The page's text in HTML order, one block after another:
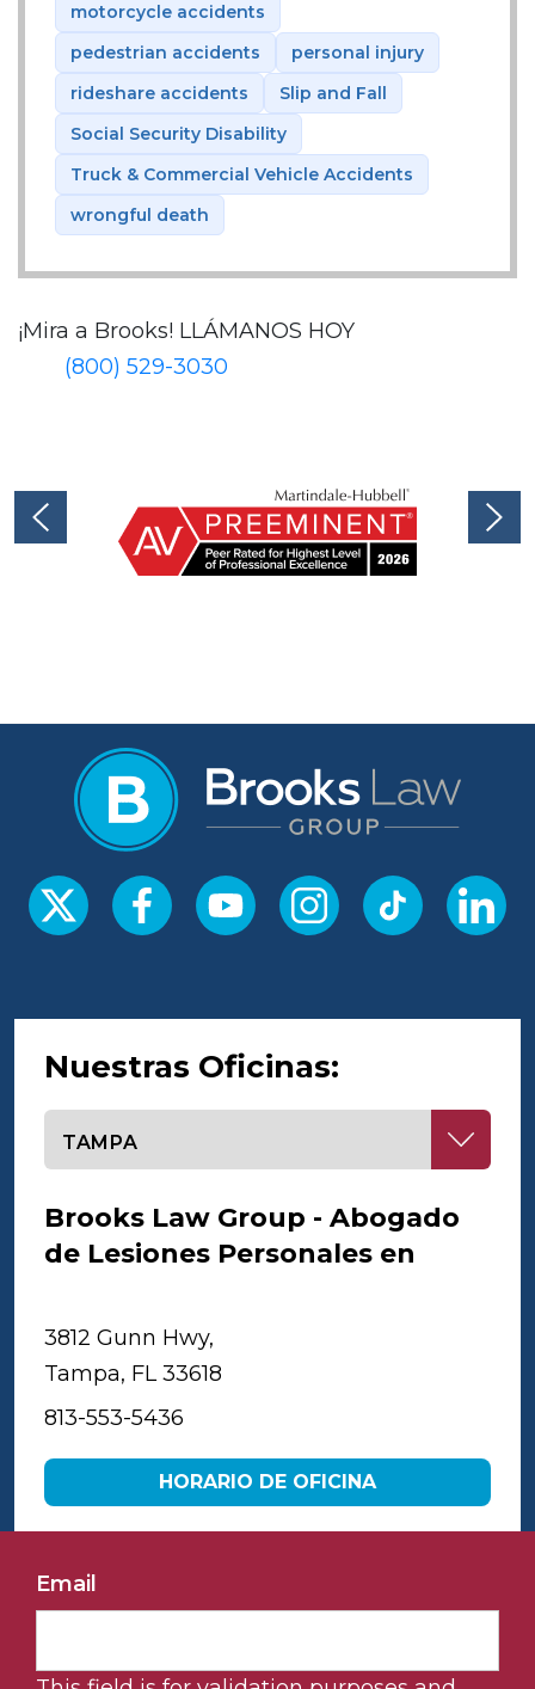
motorcycle accidents
pedestrian accidents
personal injury
rideshare accidents
Slip and Fall
Social Security Disability
Truck & Commercial Vehicle Accidents
wrongful death
¡Mira a Brooks! LLÁMANOS HOY
(800) 529-3030
Nuestras Oficinas:
Brooks Law Group - Abogado
de Lesiones Personales en
3812 Gunn Hwy,
Tampa, FL 33618
813-553-5436
HORARIO DE OFICINA
Email